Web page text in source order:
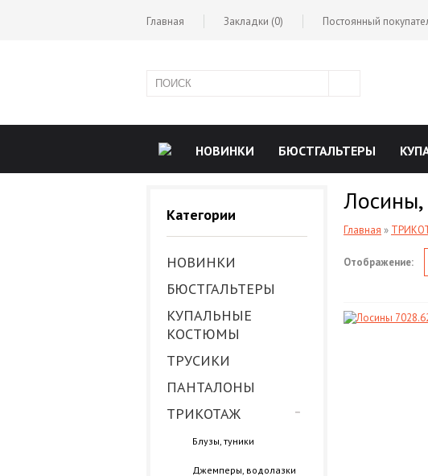
Главная Закладки (0) Постоянный
НОВИНКИ БЮСТГАЛЬТЕРЫ
Категории
НОВИНКИ
БЮСТГАЛЬТЕРЫ
КУПАЛЬНЫЕ
КОСТЮМЫ
ТРУСИКИ
ПАНТАЛОНЫ
ТРИКОТАЖ
Блузы, туники
Джемперы, водолазки
Главная »
Отображение: